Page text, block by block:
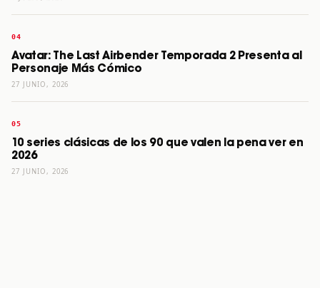
Avatar: The Last Airbender Temporada 2 Presenta al
Personaje Más Cómico
27 JUNIO, 2026
10 series clásicas de los 90 que valen la pena ver en
2026
27 JUNIO, 2026